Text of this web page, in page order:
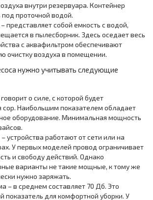
внутри резервуара. Контейнер
проточной водой.
представляет собой емкость с водой,
в пылесборник. Здесь оседает весь
с аквафильтром обеспечивают
очистку воздуха в помещении.
нужно учитывать следующие
о силе, с которой будет
сор. Наибольшим показателем обладает
оборудование. Минимальная мощность
устройства работают от сети или на
У первых моделей провод ограничивает
и свободу действий. Однако
варианты не такие мощные, к тому же
нужно заряжать.
– в среднем составляет 70 Дб. Это
показатель для комфортной уборки. У